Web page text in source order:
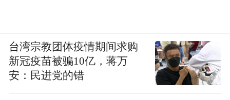
台湾宗教团体疫情期间求购
新冠疫苗被骗10亿，蒋万
安：民进党的错